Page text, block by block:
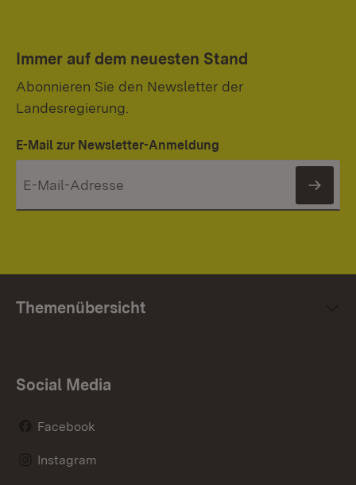
Immer auf dem neuesten Stand
Abonnieren Sie den Newsletter der
Landesregierung.
E-Mail zur Newsletter-Anmeldung
Themenübersicht
Social Media
Facebook
Instagram